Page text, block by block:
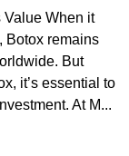
Value When it
Botox remains
But
it’s essential to
At M...